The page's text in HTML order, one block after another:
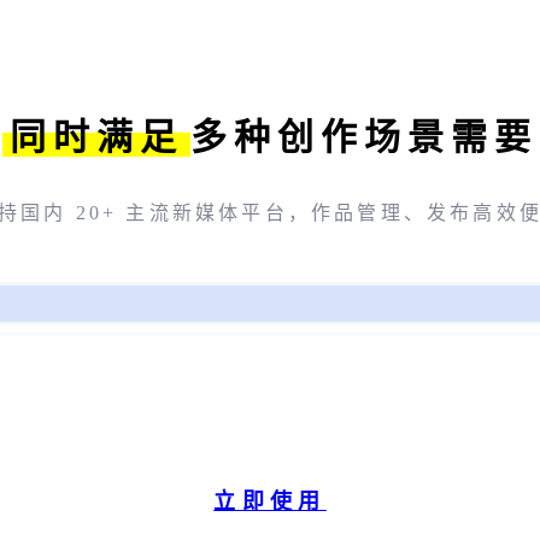
同时满足 多种创作场景需要
国内 20+ 主流新媒体平台，作品管理、发布高效
立即使用